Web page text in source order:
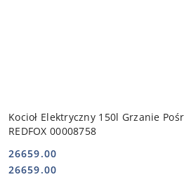
Kocioł Elektryczny 150l Grzanie
REDFOX 00008758
Cena:
26659.00
Cena:
26659.00